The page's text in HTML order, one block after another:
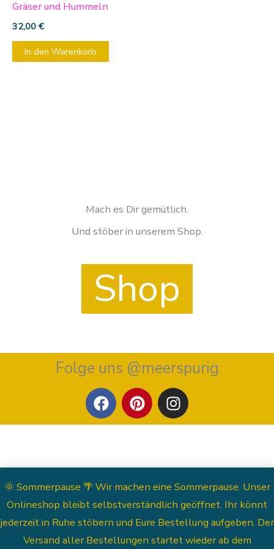
🌞 Sommerpause 🌴 Wir machen eine Sommerpause. Unser
Onlineshop bleibt selbstverständlich geöffnet. Ihr könnt
jederzeit in Ruhe stöbern und Eure Bestellung aufgeben. Der
Versand aller Bestellungen startet wieder ab dem
Gräser und Hummeln
32,00 €
In den Warenkorb
Mach es Dir gemütlich.
Und stöber in unserem Shop.
Shop
Folge uns @meerspurig
F
a
c
o
o
k
P
i
n
r
e
s
t
I
n
s
g
r
a
m